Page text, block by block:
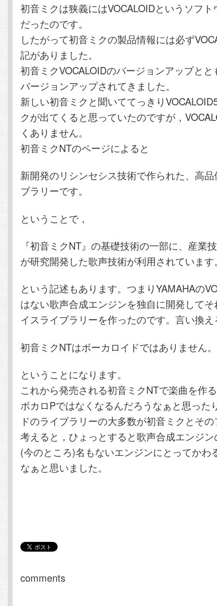
初音ミクは狭義にはVOCALOIDというソフ
だったのです。
したがって初音ミクの製品情報には必ず
記がありました。
初音ミクVOCALOIDのバージョンアップと
バージョンアップされてきました。
新しい初音ミクと聞いててっきり
クが出てくると思っていたのですが，
くありません。
初音ミクNTのページによると
新開発のリシンセシス技術で作られた、高
ブラリーです。
ということで，
『初音ミクNT』の基礎技術の一部に、産業
が研究開発した歌声技術が利用されています
という記述もあります。つまりYAMAHAの
はない歌声合成エンジンを独自に開発して
イスライブラリーを作ったのです。言い換
初音ミクNTはボーカロイドではありません。
ということになります。
これから発売される初音ミクNTで楽曲を作
ボカロPではなくなるんだろうなぁと思った
ドのライブラリーの大多数が初音ミクとそ
考えると，ひょっとすると歌声合成エンジ
(今のところ)名もないエンジンにとってかわ
なぁと思いました。
comments